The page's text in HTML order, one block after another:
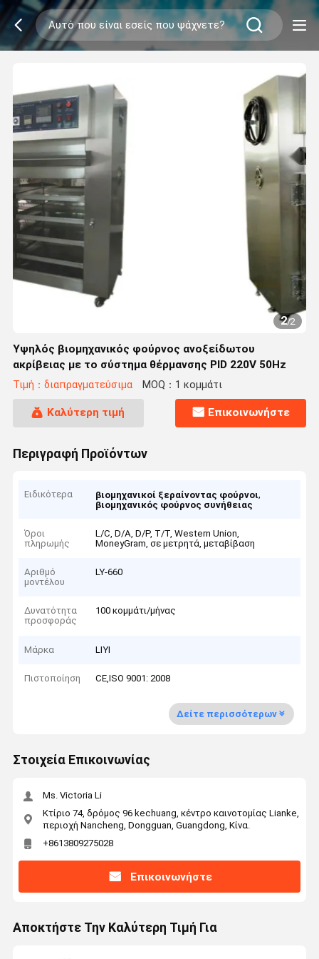
2/2
Υψηλός βιομηχανικός φούρνος ανοξείδωτου
ακρίβειας με το σύστημα θέρμανσης PID 220V 50Hz
Τιμή：διαπραγματεύσιμα MOQ：1 κομμάτι
Καλύτερη τιμή Επικοινωνήστε
Περιγραφή Προϊόντων
Ειδικότερα βιομηχανικοί ξεραίνοντας φούρνοι,
βιομηχανικός φούρνος συνήθειας
Όροι
πληρωμής
L/C, D/A, D/P, T/T, Western Union,
MoneyGram, σε μετρητά, μεταβίβαση
Αριθμό
μοντέλου
LY-660
Δυνατότητα
προσφοράς
100 κομμάτι/μήνας
Μάρκα LIYI
Πιστοποίηση CE,ISO 9001: 2008
Δείτε περισσότερων
Στοιχεία Επικοινωνίας
Ms. Victoria Li
Κτίριο 74, δρόμος 96 kechuang, κέντρο καινοτομίας Lianke,
περιοχή Nancheng, Dongguan, Guangdong, Κίνα.
+8613809275028
Επικοινωνήστε
Αποκτήστε Την Καλύτερη Τιμή Για